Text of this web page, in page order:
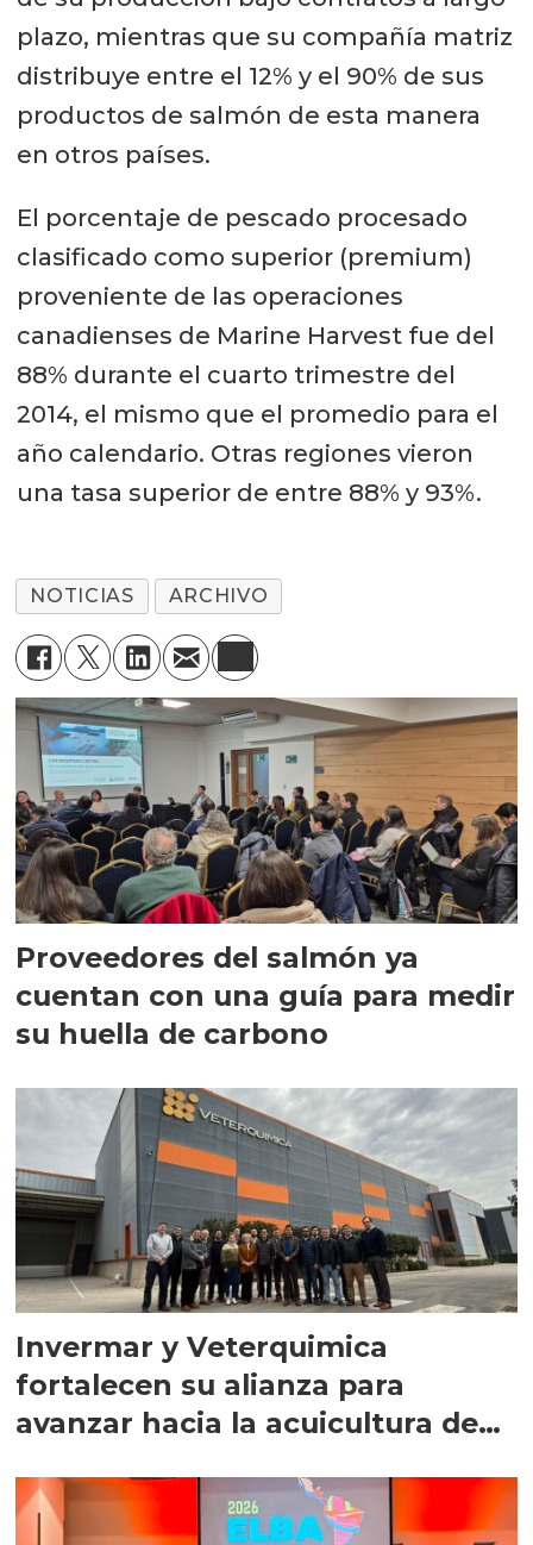
plazo, mientras que su compañía matriz
distribuye entre el 12% y el 90% de sus
productos de salmón de esta manera
en otros países.
El porcentaje de pescado procesado
clasificado como superior (premium)
proveniente de las operaciones
canadienses de Marine Harvest fue del
88% durante el cuarto trimestre del
2014, el mismo que el promedio para el
año calendario. Otras regiones vieron
una tasa superior de entre 88% y 93%.
NOTICIAS ARCHIVO
Proveedores del salmón ya
cuentan con una guía para medir
su huella de carbono
Invermar y Veterquimica
fortalecen su alianza para
avanzar hacia la acuicultura de